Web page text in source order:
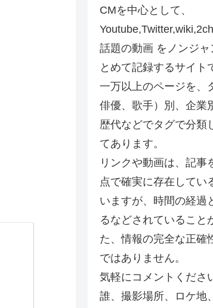
CMを中心として、
話題の動画 をノンジャ
とめて記録するサイト
一万以上のページを、
俳優、歌手）別、企業
歴代などでタグで分類
てあります。
リンクや動画は、記事
点で確実に存在してい
いますが、時間の経過
るなどされていること
た、情報の完全な正確
ではありません。
気軽にコメントくださ
誰、撮影場所、ロケ地